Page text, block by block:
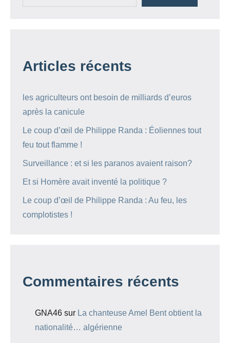
Articles récents
les agriculteurs ont besoin de milliards d’euros
après la canicule
Le coup d’œil de Philippe Randa : Éoliennes tout
feu tout flamme !
Surveillance : et si les paranos avaient raison?
Et si Homère avait inventé la politique ?
Le coup d’œil de Philippe Randa : Au feu, les
complotistes !
Commentaires récents
GNA46 sur La chanteuse Amel Bent obtient la
nationalité… algérienne